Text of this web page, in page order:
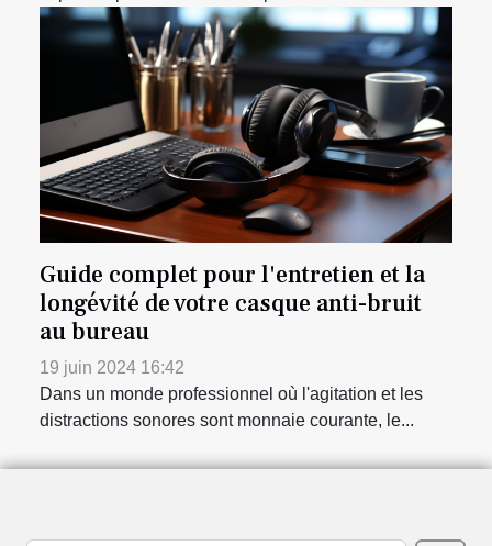
Guide complet pour l'entretien et la
longévité de votre casque anti-bruit
au bureau
19 juin 2024 16:42
Dans un monde professionnel où l'agitation et les
distractions sonores sont monnaie courante, le...